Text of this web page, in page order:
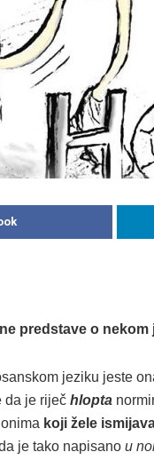
predstave o nekom
jeziku jeste
da je riječ hlopta
koji žele
je tako napisano u